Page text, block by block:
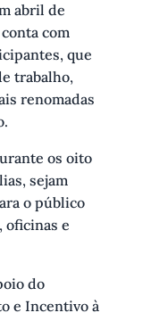
abril de
com
que
trabalho,
renomadas
os oito
sejam
o público
oficinas e
do
e Incentivo à